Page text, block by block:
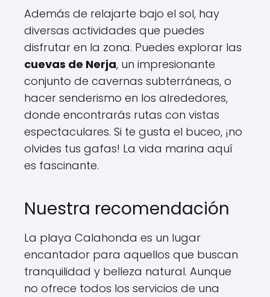
Además de relajarte bajo el sol, hay
diversas actividades que puedes
disfrutar en la zona. Puedes explorar las
cuevas de Nerja, un impresionante
conjunto de cavernas subterráneas, o
hacer senderismo en los alrededores,
donde encontrarás rutas con vistas
espectaculares. Si te gusta el buceo, ¡no
olvides tus gafas! La vida marina aquí
es fascinante.
Nuestra recomendación
La playa Calahonda es un lugar
encantador para aquellos que buscan
tranquilidad y belleza natural. Aunque
no ofrece todos los servicios de una